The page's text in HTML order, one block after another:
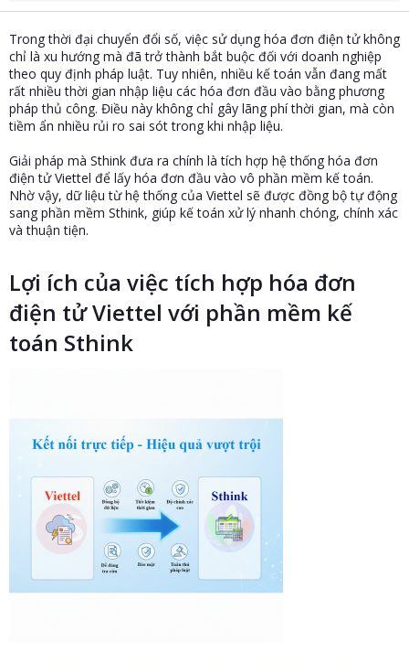
t
r
Trong thời đại chuyển đổi số, việc sử dụng hóa đơn điện tử không
chỉ là xu hướng mà đã trở thành bắt buộc đối với doanh nghiệp
theo quy định pháp luật. Tuy nhiên, nhiều kế toán vẫn đang mất
rất nhiều thời gian nhập liệu các hóa đơn đầu vào bằng phương
pháp thủ công. Điều này không chỉ gây lãng phí thời gian, mà còn
tiềm ẩn nhiều rủi ro sai sót trong khi nhập liệu.
Giải pháp mà Sthink đưa ra chính là tích hợp hệ thống hóa đơn
điện tử Viettel để lấy hóa đơn đầu vào vô phần mềm kế toán.
Nhờ vậy, dữ liệu từ hệ thống của Viettel sẽ được đồng bộ tự động
sang phần mềm Sthink, giúp kế toán xử lý nhanh chóng, chính xác
và thuận tiện.
Lợi ích của việc tích hợp hóa đơn
điện tử Viettel với phần mềm kế
toán Sthink